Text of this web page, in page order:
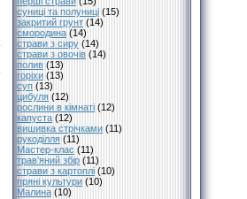
суниці та полуниці (15)
закритий грунт (14)
смородина (14)
страви з сиру (14)
страви з овочів (14)
полив (13)
горіхи (13)
суп (13)
цибуля (12)
рослини в кімнаті (12)
капуста (12)
вишивка стрічками (11)
рукоділля (11)
Мастер-клас (11)
трав’яний збір (11)
страви з картоплі (10)
пряні культури (10)
Малина (10)